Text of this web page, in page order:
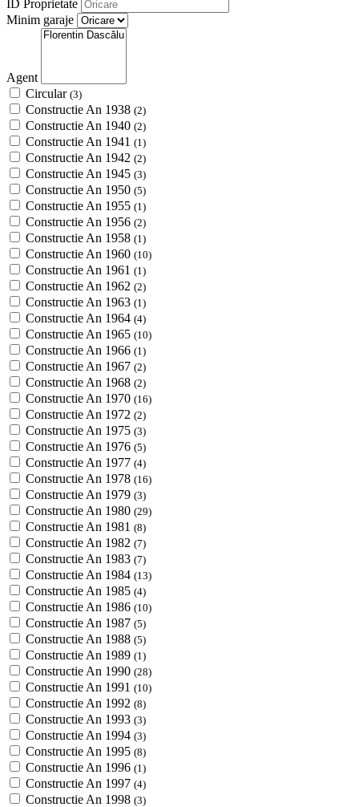
ID Proprietate
Minim garaje
Agent
Circular (3)
Constructie An 1938 (2)
Constructie An 1940 (2)
Constructie An 1941 (1)
Constructie An 1942 (2)
Constructie An 1945 (3)
Constructie An 1950 (5)
Constructie An 1955 (1)
Constructie An 1956 (2)
Constructie An 1958 (1)
Constructie An 1960 (10)
Constructie An 1961 (1)
Constructie An 1962 (2)
Constructie An 1963 (1)
Constructie An 1964 (4)
Constructie An 1965 (10)
Constructie An 1966 (1)
Constructie An 1967 (2)
Constructie An 1968 (2)
Constructie An 1970 (16)
Constructie An 1972 (2)
Constructie An 1975 (3)
Constructie An 1976 (5)
Constructie An 1977 (4)
Constructie An 1978 (16)
Constructie An 1979 (3)
Constructie An 1980 (29)
Constructie An 1981 (8)
Constructie An 1982 (7)
Constructie An 1983 (7)
Constructie An 1984 (13)
Constructie An 1985 (4)
Constructie An 1986 (10)
Constructie An 1987 (5)
Constructie An 1988 (5)
Constructie An 1989 (1)
Constructie An 1990 (28)
Constructie An 1991 (10)
Constructie An 1992 (8)
Constructie An 1993 (3)
Constructie An 1994 (3)
Constructie An 1995 (8)
Constructie An 1996 (1)
Constructie An 1997 (4)
Constructie An 1998 (3)